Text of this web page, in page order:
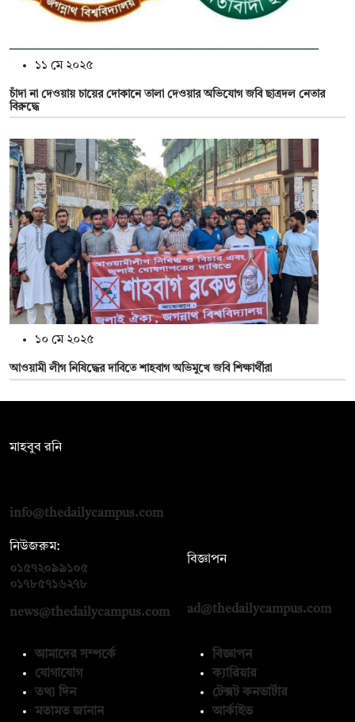
১১ মে ২০২৫
চাঁদা না দেওয়ায় চায়ের দোকানে তালা দেওয়ার অভিযোগ জবি ছাত্রদল নেতার
বিরুদ্ধে
১০ মে ২০২৫
আওয়ামী লীগ নিষিদ্ধের দাবিতে শাহবাগ অভিমুখে জবি শিক্ষার্থীরা
মাহবুব রনি
info@thedailycampus.com
নিউজরুম:
০১৫৭২০৯৯১০৫
০১৭৮৫৭১৬২৭৮
news@thedailycampus.com
বিজ্ঞাপন
ad@thedailycampus.com
আমাদের সম্পর্কে
যোগাযোগ
তথ্য দিন
মতামত জানান
বিজ্ঞাপন
ক্যারিয়ার
টেক্সট কনভার্টার
আর্কাইভ